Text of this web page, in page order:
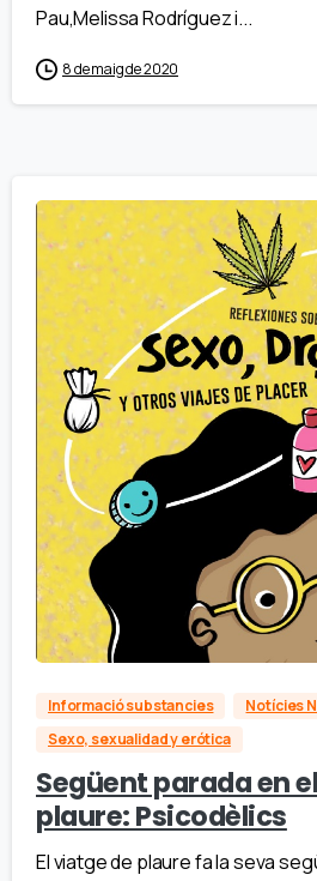
Pau,Melissa Rodríguez i...
8 de maig de 2020
Informació substancies
Notícies
Sexo, sexualidad y erótica
Següent parada en
plaure: Psicodèlics
El viatge de plaure fa la seva